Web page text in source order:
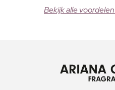
Bekijk alle